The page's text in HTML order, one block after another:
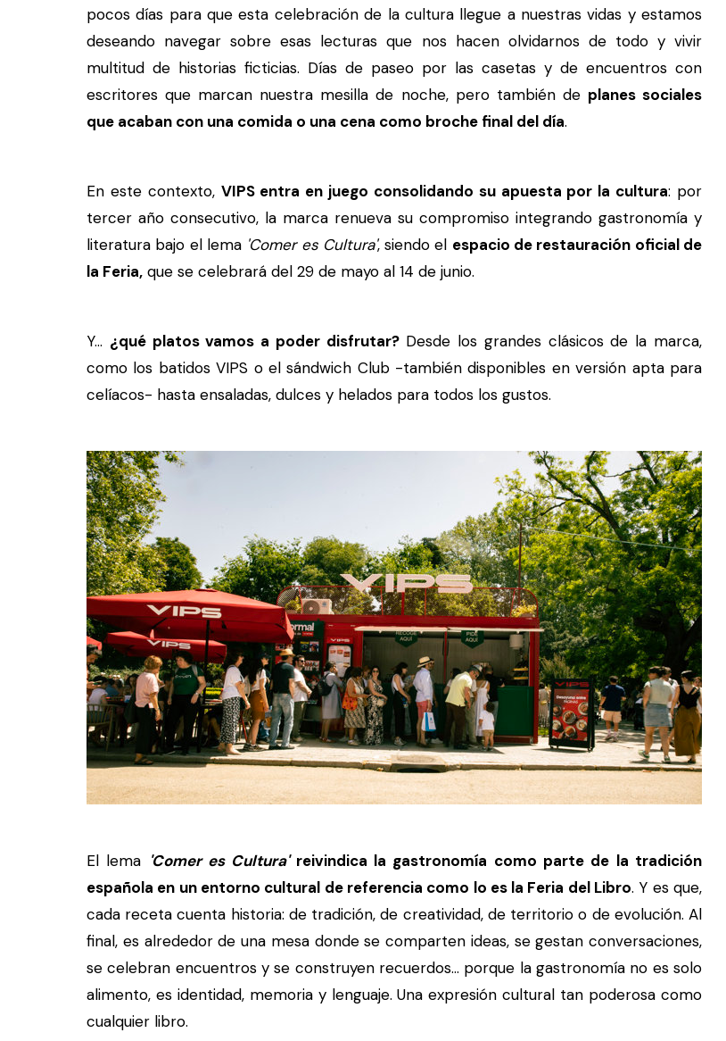
pocos días para que esta celebración de la cultura llegue a nuestras vidas y estamos
deseando navegar sobre esas lecturas que nos hacen olvidarnos de todo y vivir
multitud de historias ficticias. Días de paseo por las casetas y de encuentros con
escritores que marcan nuestra mesilla de noche, pero también de planes sociales
que acaban con una comida o una cena como broche final del día.
En este contexto, VIPS entra en juego consolidando su apuesta por la cultura: por
tercer año consecutivo, la marca renueva su compromiso integrando gastronomía y
literatura bajo el lema'Comer es Cultura', siendo el espacio de restauración oficial de
la Feria, que se celebrará del 29 de mayo al 14 de junio.
Y... ¿qué platos vamos a poder disfrutar?Desde los grandes clásicos de la marca,
como los batidos VIPS o el sándwich Club -también disponibles en versión apta para
celíacos- hasta ensaladas, dulces y helados para todos los gustos.
El lema 'Comer es Cultura'reivindica la gastronomía como parte de la tradición
española en un entorno cultural de referencia como lo es la Feria del Libro. Y es que,
cada receta cuenta historia: de tradición, de creatividad, de territorio o de evolución. Al
final, es alrededor de una mesa donde se comparten ideas, se gestan conversaciones,
se celebran encuentros y se construyen recuerdos... porque la gastronomía no es solo
alimento, es identidad, memoria y lenguaje. Una expresión cultural tan poderosa como
cualquier libro.